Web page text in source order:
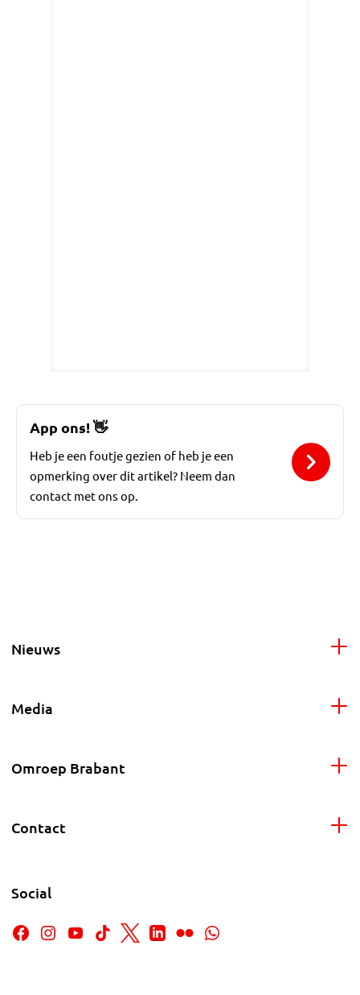
App ons!👋
Heb je een foutje gezien of heb je een
opmerking over dit artikel? Neem dan
contact met ons op.
Nieuws
Media
Omroep Brabant
Contact
Social